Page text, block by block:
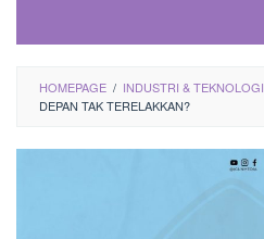
HOMEPAGE / INDUSTRI & TEKNOLOGI
DEPAN TAK TERELAKKAN?